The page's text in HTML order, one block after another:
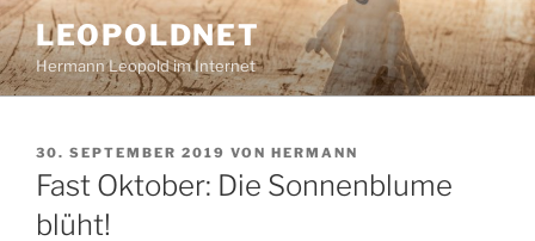
Zum
Inhalt
springen
LEOPOLDNET
Hermann Leopold im Internet
VERÖFFENTLICHT
AM
30. SEPTEMBER 2019 VON HERMANN
Fast Oktober: Die Sonnenblume
blüht!